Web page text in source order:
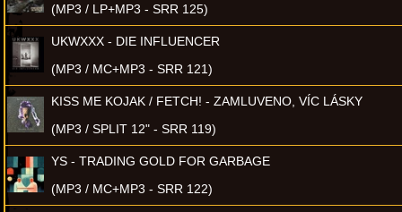
(MP3 / LP+MP3 - SRR 125)
UKWXXX - DIE INFLUENCER
(MP3 / MC+MP3 - SRR 121)
KISS ME KOJAK / FETCH! - ZAMLUVENO, VÍC LÁSKY
(MP3 / SPLIT 12" - SRR 119)
YS - TRADING GOLD FOR GARBAGE
(MP3 / MC+MP3 - SRR 122)